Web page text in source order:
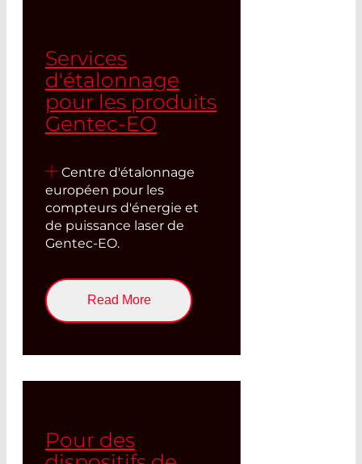
Services
d'étalonnage
pour les produits
Gentec-EO
Centre d'étalonnage
européen pour les
compteurs d'énergie et
de puissance laser de
Gentec-EO.
Read More
Pour des